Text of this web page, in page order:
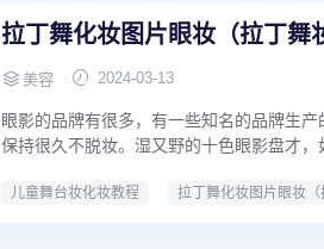
拉丁舞化妆图片眼妆（拉丁舞
美容 2024-03-13
眼影的品牌有很多，有一些知名的品牌生
保持很久不脱妆。湿又野的十色眼影盘才，
儿童舞台妆化妆教程 拉丁舞化妆图片眼妆（